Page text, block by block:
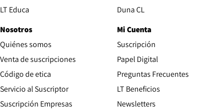
LT Educa
Duna CLOpens in new window
Nosotros
Quiénes somos
Venta de suscripciones
Código de etica Opens in new window
Servicio al Suscriptor
Suscripción Empresas
Mi Cuenta
Suscripción
Papel DigitalOpens in new
Preguntas Frecuentes
LT Beneficios
Newsletters